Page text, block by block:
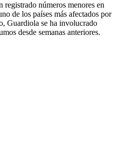
registrado números menores en
de los países más afectados por
Guardiola se ha involucrado
desde semanas anteriores.